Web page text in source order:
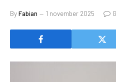
ByFabian 1 november 2025